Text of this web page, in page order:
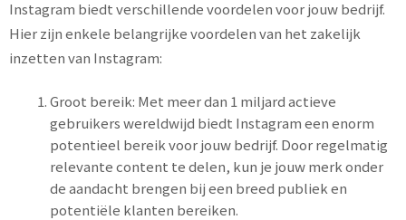
Instagram biedt verschillende voordelen voor jouw bedrijf.
Hier zijn enkele belangrijke voordelen van het zakelijk
inzetten van Instagram:
Groot bereik: Met meer dan 1 miljard actieve
gebruikers wereldwijd biedt Instagram een enorm
potentieel bereik voor jouw bedrijf. Door regelmatig
relevante content te delen, kun je jouw merk onder
de aandacht brengen bij een breed publiek en
potentiële klanten bereiken.